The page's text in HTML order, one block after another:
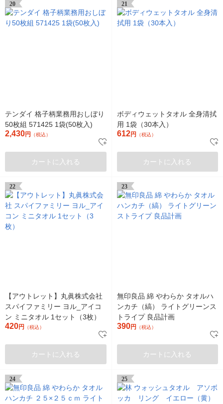
20
テンダイ 格子柄業務用おしぼり
50枚組 571425 1袋(50枚入)
2,430円 （税込）
カートに入れる
21
ボディウェットタオル 全身清拭
用 1袋（30本入）
612円 （税込）
カートに入れる
22
【アウトレット】丸眞株式会社
スパイファミリー ヨル_アイコ
ン ミニタオル 1セット（3枚）
420円 （税込）
カートに入れる
23
無印良品 綿 やわらか タオルハ
ンカチ（縞） ライトグリーンス
トライプ 良品計画
390円 （税込）
カートに入れる
24 25